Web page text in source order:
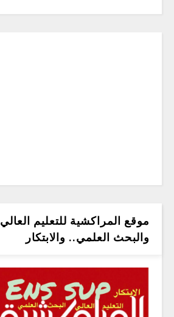
موقع المراكشية للتعليم العالي
والبحث العلمي.. والابتكار